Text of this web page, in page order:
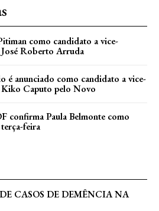
como candidato a vice-
Roberto Arruda
é anunciado como candidato a vice-
Kiko Caputo pelo Novo
confirma Paula Belmonte como
feira
CASOS DE DEMÊNCIA NA